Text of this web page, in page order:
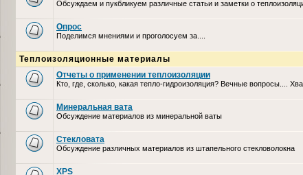
Обсуждаем и пукбликуем различные статьи и заметки о
Опрос
Поделимся мнениями и проголосуем за....
Теплоизоляционные материалы
Отчеты о применении теплоизоляции
Кто, где, сколько, какая тепло-гидроизоляция? Вечные вопросы....
Минеральная вата
Обсуждение материалов из минеральной ваты
Стекловата
Обсуждение различных материалов из штапельного стекловолокна
XPS